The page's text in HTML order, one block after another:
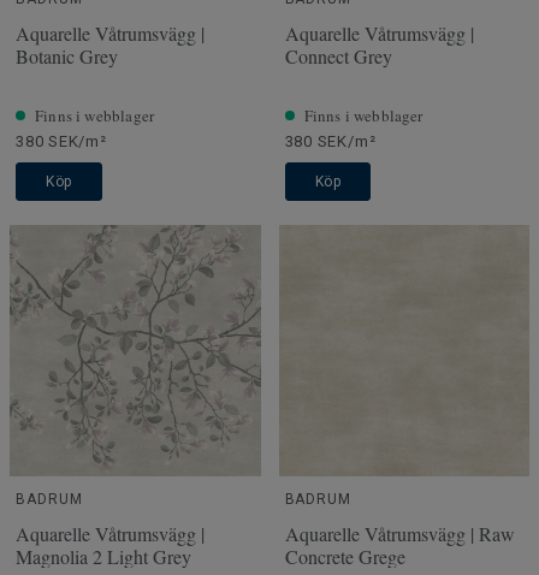
Aquarelle Våtrumsvägg |
Botanic Grey
Finns i webblager
380 SEK/m²
Köp
Aquarelle Våtrumsvägg |
Connect Grey
Finns i webblager
380 SEK/m²
Köp
BADRUM
Aquarelle Våtrumsvägg |
Magnolia 2 Light Grey
BADRUM
Aquarelle Våtrumsvägg | Raw
Concrete Grege